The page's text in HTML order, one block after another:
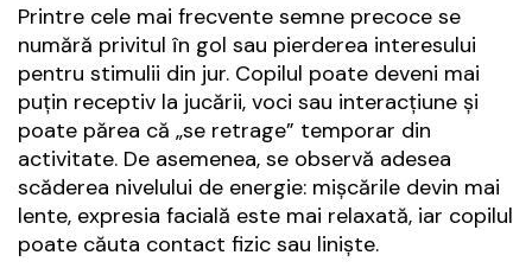
Printre cele mai frecvente semne precoce se
numără privitul în gol sau pierderea interesului
pentru stimulii din jur. Copilul poate deveni mai
puțin receptiv la jucării, voci sau interacțiune și
poate părea că „se retrage” temporar din
activitate. De asemenea, se observă adesea
scăderea nivelului de energie: mișcările devin mai
lente, expresia facială este mai relaxată, iar copilul
poate căuta contact fizic sau liniște.